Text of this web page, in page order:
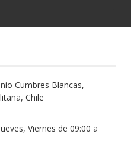
Cumbres Blancas,
Chile
Viernes de 09:00 a